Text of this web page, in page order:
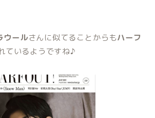
ウールさんに似てることからもハーフ
ているようですね♪